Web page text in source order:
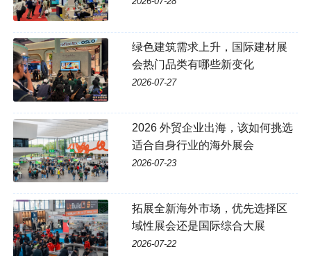
绿色建筑需求上升，国际建材展
会热门品类有哪些新变化
2026-07-27
2026 外贸企业出海，该如何挑选
适合自身行业的海外展会
2026-07-23
拓展全新海外市场，优先选择区
域性展会还是国际综合大展
2026-07-22